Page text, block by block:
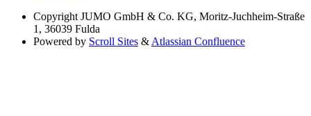
Copyright JUMO GmbH & Co. KG, Moritz-Juchheim-Straße
1, 36039 Fulda
Powered by Scroll Sites &Atlassian Confluence